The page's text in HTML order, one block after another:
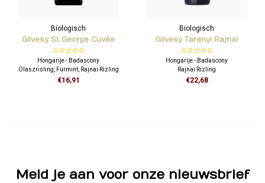
Biologisch
Gilvesy St George Cuvée
Hongarije - Badascony
Olaszrisling, Furmint, Rajnai Rizling
€16,91
Biologisch
Gilvesy Taranyi Rajnai
Rizling
Hongarije - Badascony
Rajnai Rizling
€22,68
Meld je aan voor onze nieuwsbrief